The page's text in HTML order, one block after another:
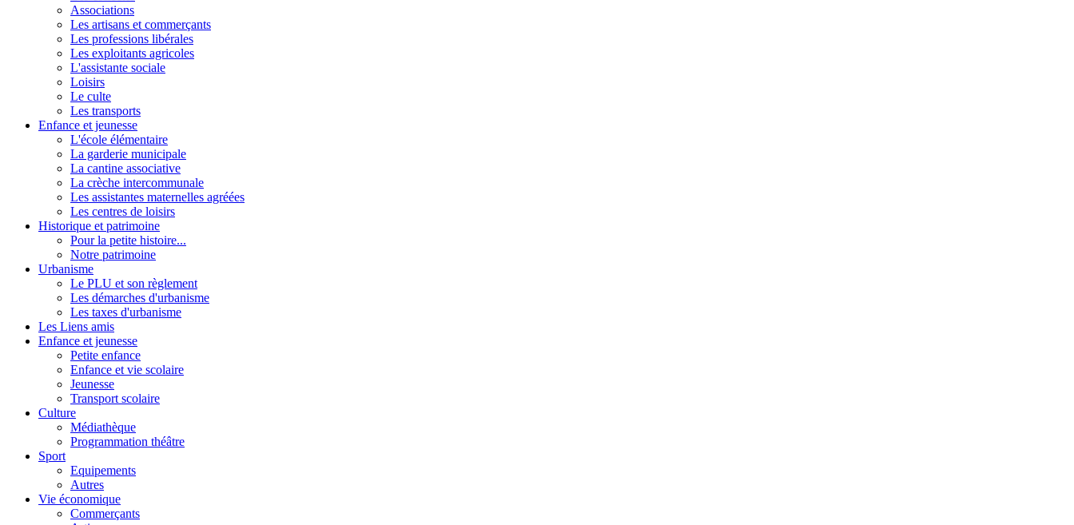
Associations
Les artisans et commerçants
Les professions libérales
Les exploitants agricoles
L'assistante sociale
Loisirs
Le culte
Les transports
Enfance et jeunesse
L'école élémentaire
La garderie municipale
La cantine associative
La crèche intercommunale
Les assistantes maternelles agréées
Les centres de loisirs
Historique et patrimoine
Pour la petite histoire...
Notre patrimoine
Urbanisme
Le PLU et son règlement
Les démarches d'urbanisme
Les taxes d'urbanisme
Les Liens amis
Enfance et jeunesse
Petite enfance
Enfance et vie scolaire
Jeunesse
Transport scolaire
Culture
Médiathèque
Programmation théâtre
Sport
Equipements
Autres
Vie économique
Commerçants